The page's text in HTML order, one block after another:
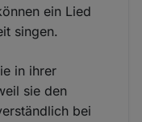
ein Lied
singen.
in ihrer
sie den
bei